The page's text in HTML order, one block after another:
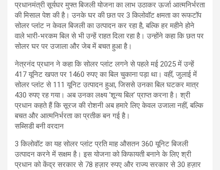
प्रधानमंत्री सूर्यघर मुफ्त बिजली योजना का लाभ उठाकर ऊर्जा आत्मनिर्भरता
की मिसाल पेश की है। उनके घर की छत पर 3 किलोवॉट क्षमता का रूफटॉप
सोलर प्लांट न केवल बिजली का उत्पादन कर रहा है, बल्कि हर महीने होने
वाले भारी-भरकम बिल से भी उन्हें राहत दिला रहा है। उन्होंने कहा कि छत पर
सोलर घर पर उजाला और जेब में बचत हुआ है।
नेत्रनंद प्रधान ने कहा कि सोलर प्लांट लगने से पहले मई 2025 में उन्हें
417 यूनिट खपत पर 1460 रुपए का बिल चुकाना पड़ा था। वहीं, जुलाई में
सोलर प्लांट से 111 यूनिट उत्पादन हुआ, जिससे उनका बिल घटकर मात्र
430 रुपए रह गया। अब उनका लक्ष्य ‘शून्य बिल’ प्राप्त करना है। श्री
प्रधान कहते हैं कि सूरज की रोशनी अब हमारे लिए केवल उजाला नहीं, बल्कि
बचत और आत्मनिर्भरता का प्रतीक बन गई है।
सब्सिडी बनी वरदान
3 किलोवॉट का यह सोलर प्लांट प्रति माह औसतन 360 यूनिट बिजली
उत्पादन करने में सक्षम है। इस योजना को किफायती बनाने के लिए श्री
प्रधान को केंद्र सरकार से 78 हज़ार रुपए और राज्य सरकार से 30 हज़ार